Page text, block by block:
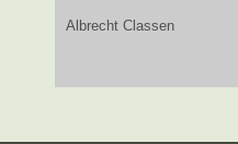
Albrecht Classen